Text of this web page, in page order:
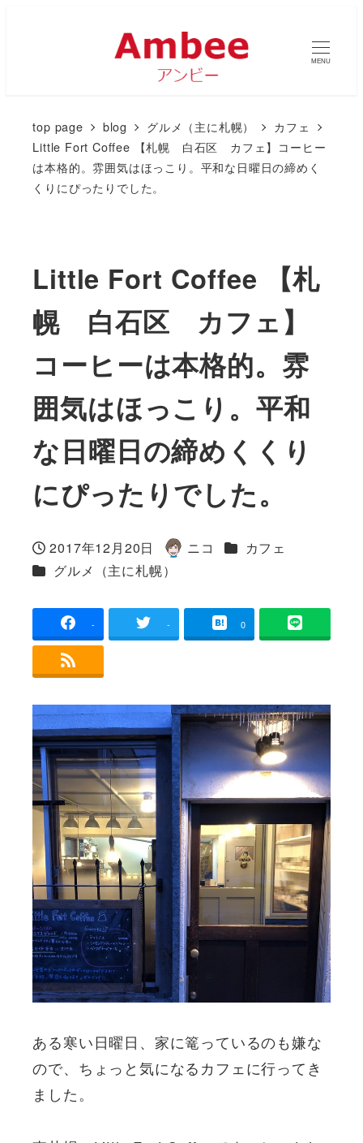
MENU
top page blog グルメ（主に札幌）
カフェ
Little Fort Coffee 【札幌 白石区 カフェ】コーヒー
は本格的。雰囲気はほっこり。平和な日曜日の締めく
くりにぴったりでした。
Little Fort Coffee 【札
幌 白石区 カフェ】
コーヒーは本格的。雰
囲気はほっこり。平和
な日曜日の締めくくり
にぴったりでした。
投稿日
2017年12月20日
著
者
ニコ カテゴリー
カフェ
カテゴリー
グルメ（主に札幌）
- - 0
ある寒い日曜日、家に篭っているのも嫌な
ので、ちょっと気になるカフェに行ってき
ました。